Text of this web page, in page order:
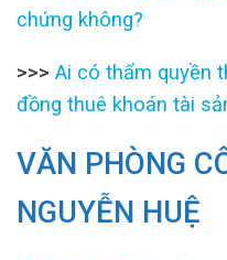
chứng không?
>>> Ai có thẩm quyền
đồng thuê khoán tài
VĂN PHÒNG
NGUYỄN HUỆ